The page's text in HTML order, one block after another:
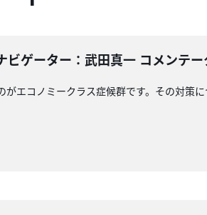
ビゲーター：武田真一 コメンテ
エコノミークラス症候群です。その対策